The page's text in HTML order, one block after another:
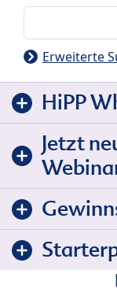
Erweiterte
HiPP
Jetzt